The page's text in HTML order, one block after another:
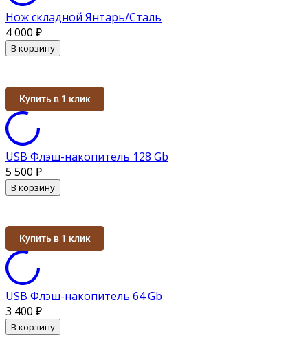
Нож складной Янтарь/Сталь
4 000 ₽
В корзину
Купить в 1 клик
USB Флэш-накопитель 128 Gb
5 500 ₽
В корзину
Купить в 1 клик
USB Флэш-накопитель 64 Gb
3 400 ₽
В корзину